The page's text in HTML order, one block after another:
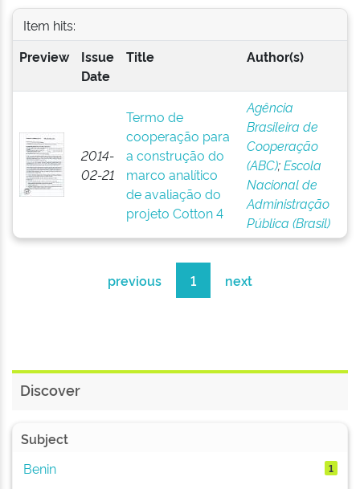
Item hits:
Preview
Issue
Date
Title Author(s)
2014-
02-21
Termo de
cooperação para
a construção do
marco analítico
de avaliação do
projeto Cotton 4
Agência
Brasileira de
Cooperação
(ABC);Escola
Nacional de
Administração
Pública (Brasil)
previous 1 next
Discover
Subject
Benin
1